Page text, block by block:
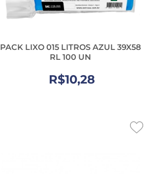
PACK LIXO 015 LITROS AZUL 39X58
RL 100 UN
R$10,28